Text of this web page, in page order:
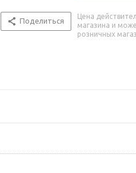
Поделиться
Цена
магазина и
розничных